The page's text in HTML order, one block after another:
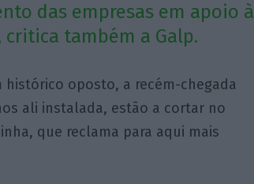
das empresas em apoio à
também a Galp.
histórico oposto, a recém-chegada
ali instalada, estão a cortar no
que reclama para aqui mais